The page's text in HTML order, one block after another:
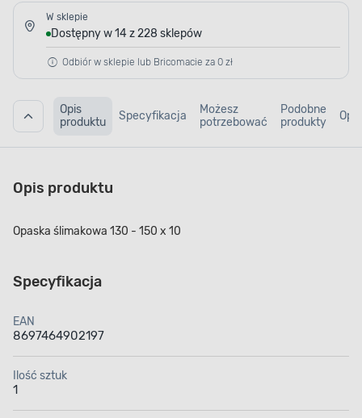
W sklepie
Dostępny w 14 z 228 sklepów
Odbiór w sklepie lub Bricomacie za 0 zł
Opis
produktu
Specyfikacja
Możesz
potrzebować
Podobne
produkty
Opis produktu
Opaska ślimakowa 130 - 150 x 10
Specyfikacja
EAN
8697464902197
Ilość sztuk
1